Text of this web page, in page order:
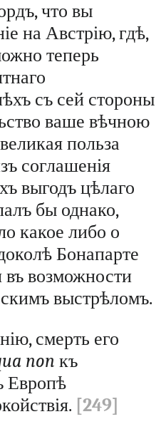
что вы
на Австрію, гдѣ,
теперь
съ сей стороны
ваше вѣчною
польза
соглашенія
выгодъ цѣлаго
бы однако,
какое либо о
Бонапарте
въ возможности
выстрѣломъ.
смерть его
non къ
Европѣ
[249]